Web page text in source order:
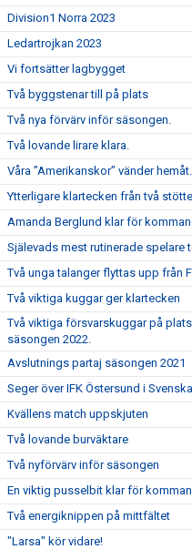
Division1 Norra 2023
Ledartrojkan 2023
Vi fortsätter lagbygget
Två byggstenar till på plats
Två nya förvärv inför säsongen.
Två lovande lirare klara.
Våra ”Amerikanskor” vänder hemåt.
Ytterligare klartecken från två
Amanda Berglund klar för
Själevads mest rutinerade spelare
Två unga talanger flyttas upp från
Två viktiga kuggar ger klartecken
Två viktiga försvarskuggar på
säsongen 2022.
Avslutnings partaj säsongen 2021
Seger över IFK Östersund i
Kvällens match uppskjuten
Två lovande burväktare
Två nyförvärv inför säsongen
En viktig pusselbit klar för
Två energiknippen på mittfältet
"Larsa" kör vidare!